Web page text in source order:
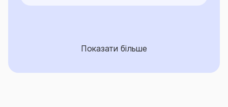
Показати більше